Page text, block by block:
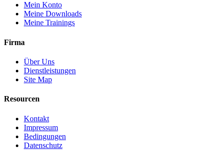
Mein Konto
Meine Downloads
Meine Trainings
Firma
Über Uns
Dienstleistungen
Site Map
Resourcen
Kontakt
Impressum
Bedingungen
Datenschutz